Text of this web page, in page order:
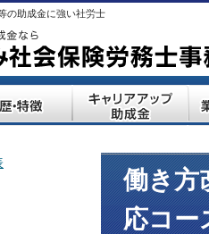
の助成金に強い社労士
働き方
応コ